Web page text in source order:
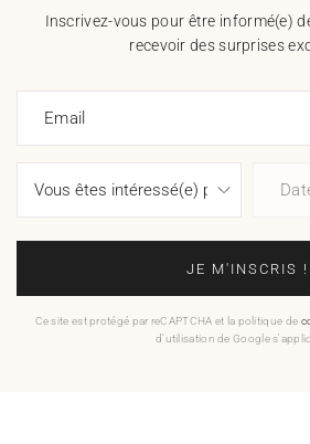
Inscrivez-vous pour être informé(e)
recevoir des surprises
Email
JE M'INSCRIS !
Ce site est protégé par reCAPTCHA et la politique de
d'utilisation de Google